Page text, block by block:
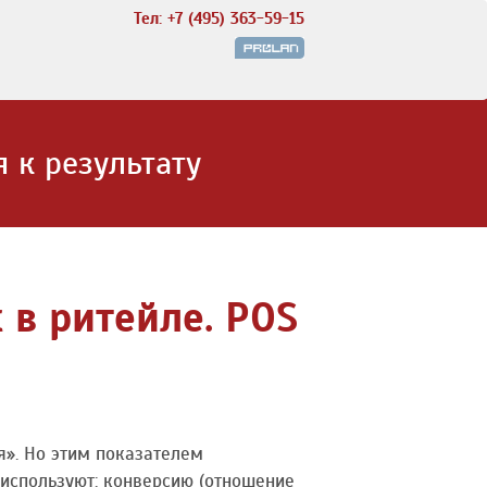
Тел: +7 (495) 363-59-15
результату
ритейле. POS
Но этим показателем
конверсию (отношение